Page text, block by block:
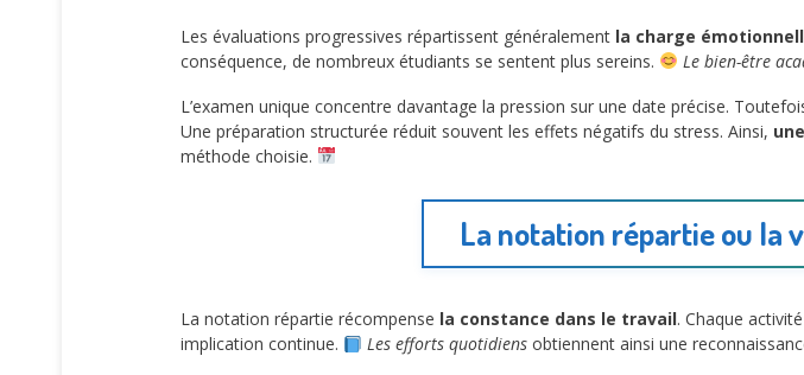
Les évaluations progressives répartissent généralement la charge
conséquence, de nombreux étudiants se sentent plus sereins.
Le bien-être
L’examen unique concentre davantage la pression sur une date précise.
Une préparation structurée réduit souvent les effets négatifs du stress. Ainsi,
méthode choisie.
La notation répartie ou la
La notation répartie récompense la constance dans le travail. Chaque
implication continue.
Les efforts quotidiensobtiennent ainsi une